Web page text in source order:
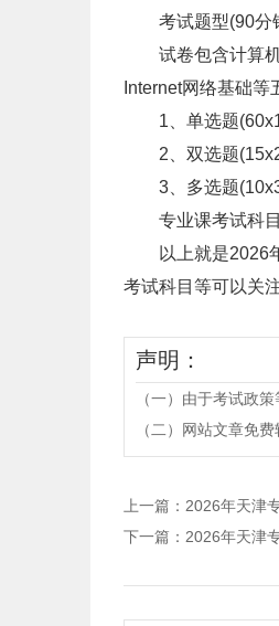
考试题型(90分
试卷包含计算机
Internet网络基础等
1、单选题
2、双选题
3、多选题
专业课考试科目
以上就是2026年
考试科目等可以关
声明：
（一）由于考试政
（二）网站文章免
上一篇： 2026年天津
下一篇： 2026年天津